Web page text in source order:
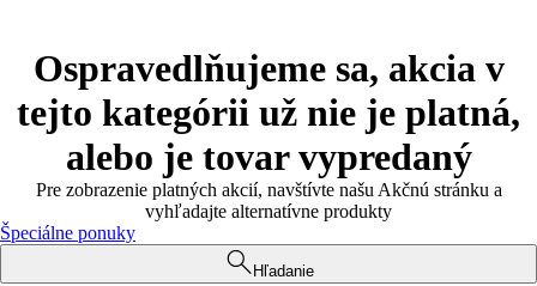
Ospravedlňujeme sa, akcia v
tejto kategórii už nie je platná,
alebo je tovar vypredaný
Pre zobrazenie platných akcií, navštívte našu Akčnú stránku a
vyhľadajte alternatívne produkty
Špeciálne ponuky
Hľadanie